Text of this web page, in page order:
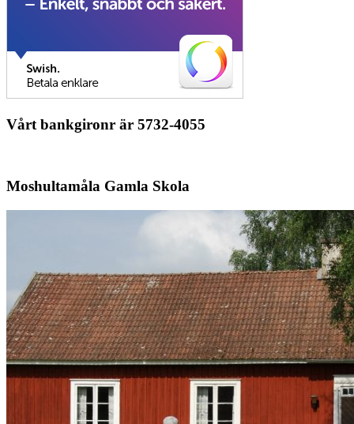
Vårt bankgironr är 5732-4055
Moshultamåla Gamla Skola